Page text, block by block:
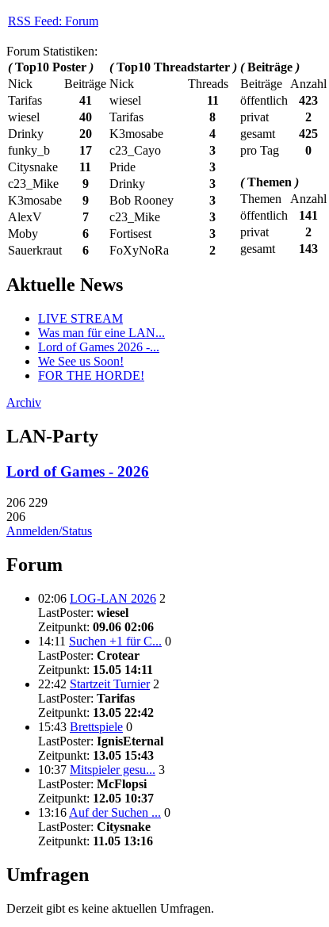
RSS Feed: Forum
Forum Statistiken:
(Top10 Poster )
Nick
Beiträge
Tarifas
41
wiesel
40
Drinky
20
funky_b
17
Citysnake
11
c23_Mike
9
K3mosabe
9
AlexV
7
Moby
6
Sauerkraut
6
(Top10 Threadstarter )
Nick
Threads
wiesel
11
Tarifas
8
K3mosabe
4
c23_Cayo
3
Pride
3
Drinky
3
Bob Rooney
3
c23_Mike
3
Fortisest
3
FoXyNoRa
2
(Beiträge )
Beiträge
Anzahl
öffentlich
423
privat
2
gesamt
425
pro Tag
0
(Themen )
Themen
Anzahl
öffentlich
141
privat
2
gesamt
143
Aktuelle News
LIVE STREAM
Was man für eine LAN...
Lord of Games 2026 -...
We See us Soon!
FOR THE HORDE!
Archiv
LAN-Party
Lord of Games - 2026
206 229
206
Anmelden/Status
Forum
02:06 LOG-LAN 2026 2
LastPoster: wiesel
Zeitpunkt: 09.06 02:06
14:11 Suchen +1 für C... 0
LastPoster: Crotear
Zeitpunkt: 15.05 14:11
22:42 Startzeit Turnier 2
LastPoster: Tarifas
Zeitpunkt: 13.05 22:42
15:43 Brettspiele 0
LastPoster: IgnisEternal
Zeitpunkt: 13.05 15:43
10:37 Mitspieler gesu... 3
LastPoster: McFlopsi
Zeitpunkt: 12.05 10:37
13:16 Auf der Suchen ... 0
LastPoster: Citysnake
Zeitpunkt: 11.05 13:16
Umfragen
Derzeit gibt es keine aktuellen Umfragen.